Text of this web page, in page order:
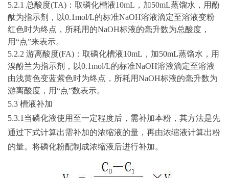
5.2.1 总酸度(TA) ：取磷化槽液10mL ，加50mL蒸馏水，用酚
酞为指示剂，以0.1mol/L的标准NaOH溶液滴定至溶液变粉
红色时为终点，所耗用的NaOH标液的毫升数为总酸度，
用“点”来表示。
5.2.2 游离酸度(FA) ：取磷化槽液10mL ，加50mL蒸馏水，用
溴酚兰为指示剂，以0.1mol/L的标准NaOH溶液滴定至溶液
由浅黄色变蓝紫色时为终点，所耗用NaOH标液的毫升数为
游离酸度，用“点”数表示。
5.3 槽液补加
5.3.1当磷化液使用至一定程度后，需补加本粉，其方法是先
通过下式计算出需补加的浓缩液的量，再由浓缩液计算出粉
的量。将磷化粉配制成浓缩液后进行补加。